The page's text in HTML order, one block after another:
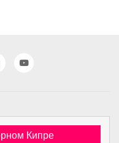
Кипре